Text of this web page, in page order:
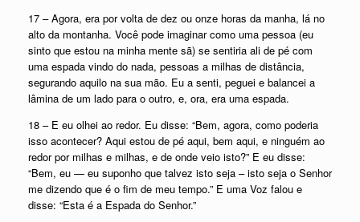
17 – Agora, era por volta de dez ou onze horas da manha, lá no
alto da montanha. Você pode imaginar como uma pessoa (eu
sinto que estou na minha mente sã) se sentiria ali de pé com
uma espada vindo do nada, pessoas a milhas de distância,
segurando aquilo na sua mão. Eu a senti, peguei e balancei a
lâmina de um lado para o outro, e, ora, era uma espada.
18 – E eu olhei ao redor. Eu disse: “Bem, agora, como poderia
isso acontecer? Aqui estou de pé aqui, bem aqui, e ninguém ao
redor por milhas e milhas, e de onde veio isto?” E eu disse:
“Bem, eu — eu suponho que talvez isto seja – isto seja o Senhor
me dizendo que é o fim de meu tempo.” E uma Voz falou e
disse: “Esta é a Espada do Senhor.”